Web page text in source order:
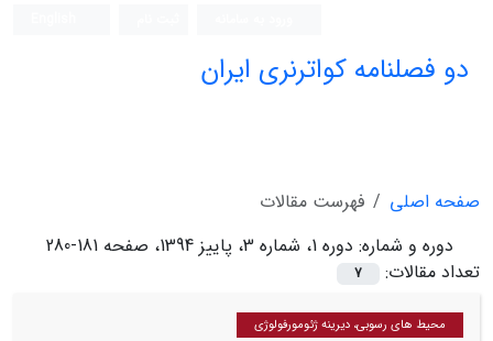
دو فصلنامه کواترنری ایران
صفحه اصلی
فهرست مقالات
دوره و شماره: دوره 1، شماره 3، پاییز 1394، صفحه 181-280
تعداد مقالات:
7
محیط های رسوبی، دیرینه ژئومورفولوژی